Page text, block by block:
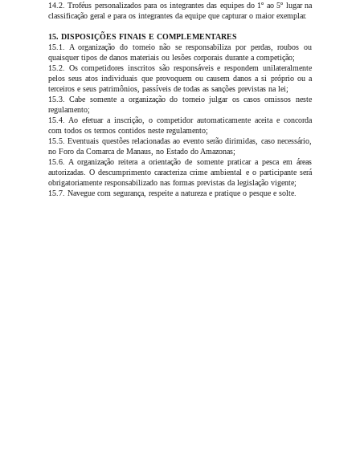
14.2. Troféus personalizados para os integrantes das equipes do 1º ao 5º lugar na
classificação geral e para os integrantes da equipe que capturar o maior exemplar.
15. DISPOSIÇÕES FINAIS E COMPLEMENTARES
15.1. A organização do torneio não se responsabiliza por perdas, roubos ou
quaisquer tipos de danos materiais ou lesões corporais durante a competição;
15.2. Os competidores inscritos são responsáveis e respondem unilateralmente
pelos seus atos individuais que provoquem ou causem danos a si próprio ou a
terceiros e seus patrimônios, passíveis de todas as sanções previstas na lei;
15.3. Cabe somente a organização do torneio julgar os casos omissos neste
regulamento;
15.4. Ao efetuar a inscrição, o competidor automaticamente aceita e concorda
com todos os termos contidos neste regulamento;
15.5. Eventuais questões relacionadas ao evento serão dirimidas, caso necessário,
no Foro da Comarca de Manaus, no Estado do Amazonas;
15.6. A organização reitera a orientação de somente praticar a pesca em áreas
autorizadas. O descumprimento caracteriza crime ambiental e o participante será
obrigatoriamente responsabilizado nas formas previstas da legislação vigente;
15.7. Navegue com segurança, respeite a natureza e pratique o pesque e solte.